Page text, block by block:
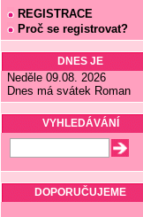
REGISTRACE
Proč se registrovat?
DNES JE
Neděle 09.08. 2026
Dnes má svátek Roman
VYHLEDÁVÁNÍ
DOPORUČUJEME